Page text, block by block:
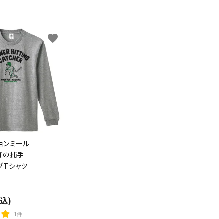
ンミール
の捕手
Tシャツ
)
1件
favorite